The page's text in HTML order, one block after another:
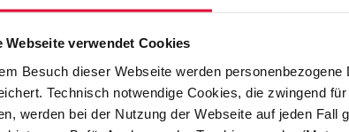
Webseite verwendet Cookies
Besuch dieser Webseite werden
Technisch notwendige Cookies, die zwingend
werden bei der Nutzung der Webseite auf jeden
Einfache und
Steuler K-Platten und
verlegt, wo hohe